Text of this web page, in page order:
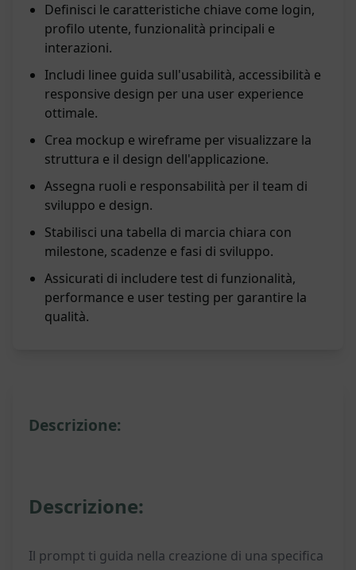
Definisci le caratteristiche chiave come login,
profilo utente, funzionalità principali e
interazioni.
Includi linee guida sull'usabilità, accessibilità e
responsive design per una user experience
ottimale.
Crea mockup e wireframe per visualizzare la
struttura e il design dell'applicazione.
Assegna ruoli e responsabilità per il team di
sviluppo e design.
Stabilisci una tabella di marcia chiara con
milestone, scadenze e fasi di sviluppo.
Assicurati di includere test di funzionalità,
performance e user testing per garantire la
qualità.
Descrizione:
Descrizione:
Il prompt ti guida nella creazione di una specifica